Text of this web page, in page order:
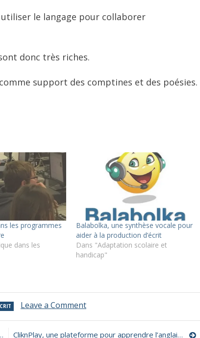
le langage pour collaborer
donc très riches.
support des comptines et des poésies.
les programmes
dans les
Balabolka, une synthèse vocale pour
aider à la production d’écrit
Dans "Adaptation scolaire et
handicap"
Leave a Commenton
en
lien
CliknPlay, une plateforme pour apprendre l’anglais à l’école comme à la maison